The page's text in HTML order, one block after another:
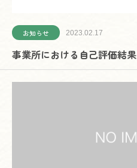
お知らせ 2023.02.17
事業所における自己評価結果